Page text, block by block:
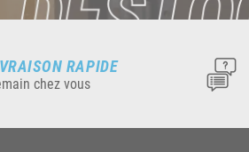
RAPIDE
chez vous